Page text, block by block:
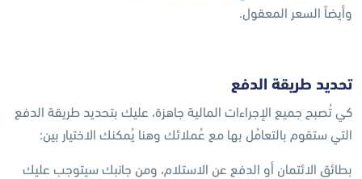
وأيضاً السعر المعقول.
تحديد طريقة الدفع
كي تُصبح جميع الإجراءات المالية جاهزة، عليك بتحديد طريقة الدفع
التي ستقوم بالتعامُل بها مع عُملائك وهنا يُمكنك الاختيار بين:
بطائق الائتمان أو الدفع عن الاستلام، ومن جانبك سيتوجب عليك